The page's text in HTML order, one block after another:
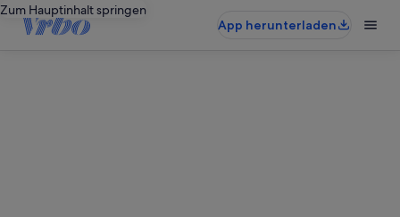
Zum Hauptinhalt springen
App herunterladen